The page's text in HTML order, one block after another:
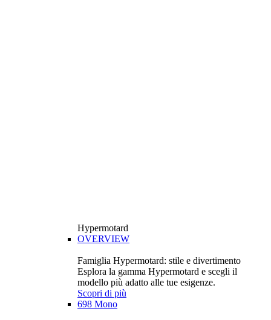
Hypermotard
OVERVIEW
Famiglia Hypermotard: stile e divertimento
Esplora la gamma Hypermotard e scegli il
modello più adatto alle tue esigenze.
Scopri di più
698 Mono